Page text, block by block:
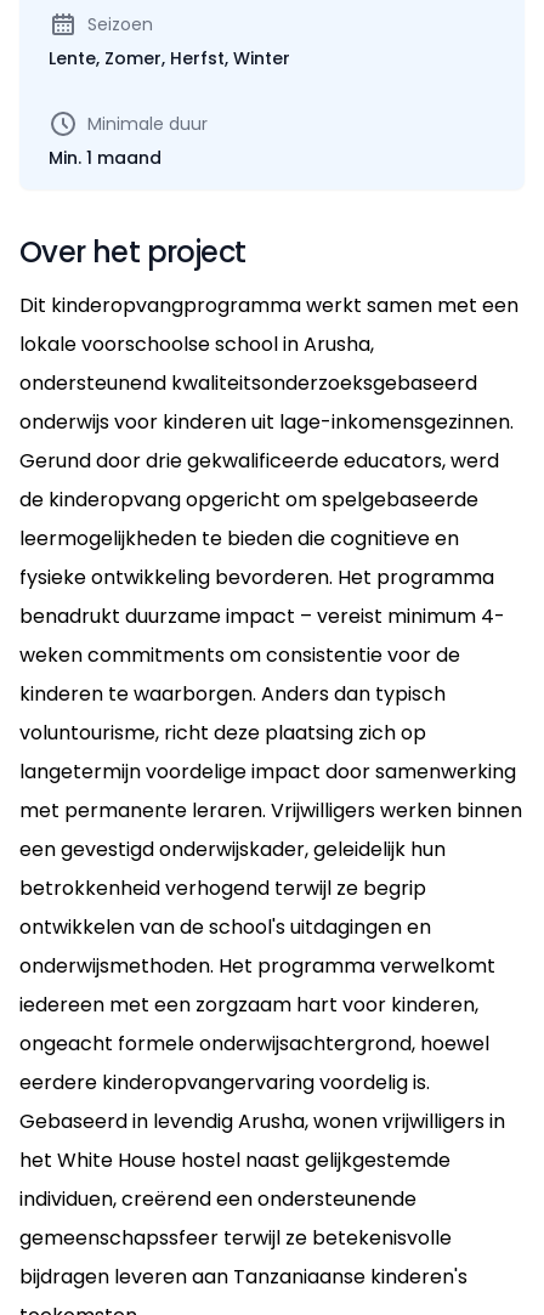
Seizoen
Lente, Zomer, Herfst, Winter
Minimale duur
Min. 1 maand
Over het project
Dit kinderopvangprogramma werkt samen met een
lokale voorschoolse school in Arusha,
ondersteunend kwaliteitsonderzoeksgebaseerd
onderwijs voor kinderen uit lage-inkomensgezinnen.
Gerund door drie gekwalificeerde educators, werd
de kinderopvang opgericht om spelgebaseerde
leermogelijkheden te bieden die cognitieve en
fysieke ontwikkeling bevorderen. Het programma
benadrukt duurzame impact – vereist minimum 4-
weken commitments om consistentie voor de
kinderen te waarborgen. Anders dan typisch
voluntourisme, richt deze plaatsing zich op
langetermijn voordelige impact door samenwerking
met permanente leraren. Vrijwilligers werken binnen
een gevestigd onderwijskader, geleidelijk hun
betrokkenheid verhogend terwijl ze begrip
ontwikkelen van de school's uitdagingen en
onderwijsmethoden. Het programma verwelkomt
iedereen met een zorgzaam hart voor kinderen,
ongeacht formele onderwijsachtergrond, hoewel
eerdere kinderopvangervaring voordelig is.
Gebaseerd in levendig Arusha, wonen vrijwilligers in
het White House hostel naast gelijkgestemde
individuen, creërend een ondersteunende
gemeenschapssfeer terwijl ze betekenisvolle
bijdragen leveren aan Tanzaniaanse kinderen's